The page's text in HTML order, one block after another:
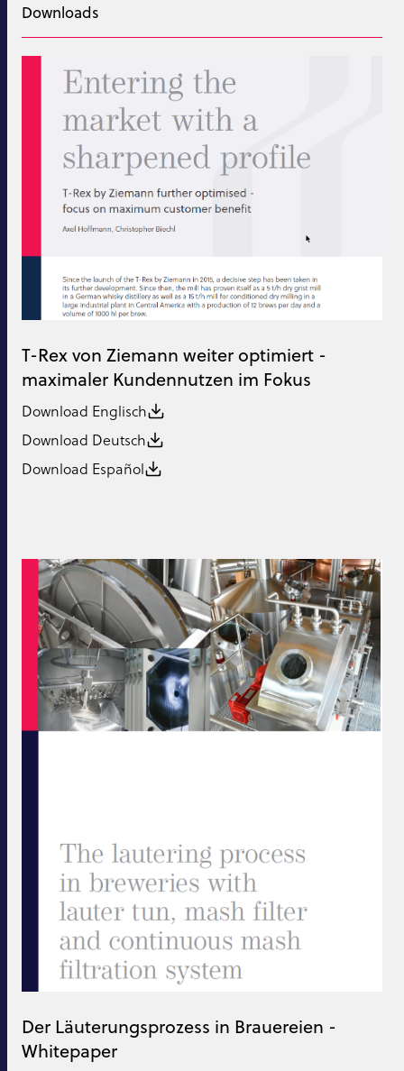
Downloads
T-Rex von Ziemann weiter optimiert -
maximaler Kundennutzen im Fokus
Download Englisch
Download Deutsch
Download Español
Der Läuterungsprozess in Brauereien -
Whitepaper